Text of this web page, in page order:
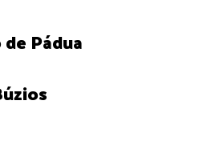
Pádua